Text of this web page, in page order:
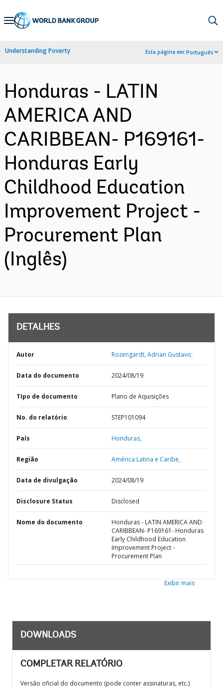
Skip
Navigation
Understanding Poverty Esta página em:Português
Honduras - LATIN
AMERICA AND
CARIBBEAN- P169161-
Honduras Early
Childhood Education
Improvement Project -
Procurement Plan
(Inglês)
DETALHES
Autor Rozengardt, Adrian Gustavo;
Data do documento 2024/08/19
TIpo de documento Plano de Aquisições
No. do relatório STEP101094
País Honduras,
Região América Latina e Caribe,
Data de divulgação 2024/08/19
Disclosure Status Disclosed
Nome do documento
Honduras - LATIN AMERICA AND
CARIBBEAN- P169161- Honduras
Early Childhood Education
Improvement Project -
Procurement Plan
Exibir mais
DOWNLOADS
COMPLETAR RELATÓRIO
Versão oficial do documento (pode conter assinaturas, etc.)